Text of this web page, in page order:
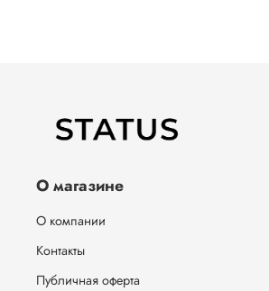
О магазине
О компании
Контакты
Публичная оферта